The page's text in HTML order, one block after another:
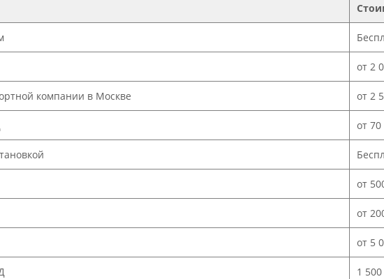
от 2
компании в Москве от 2
от
от
от
от 5
1